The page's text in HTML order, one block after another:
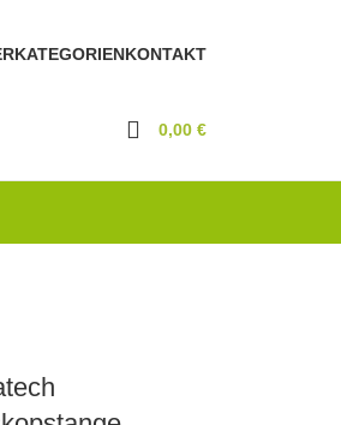
KATEGORIENKONTAKT
0,00 €